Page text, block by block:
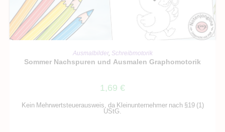
IN DEN WARENKORB
Ausmalbilder, Schreibmotorik
Sommer Nachspuren und Ausmalen Graphomotorik
1,69 €
Kein Mehrwertsteuerausweis, da Kleinunternehmer nach §19 (1)
UStG.